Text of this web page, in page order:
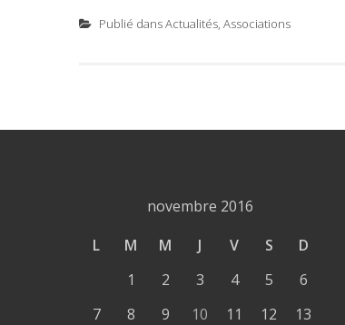
Publié dansActualités, Associations
novembre 2016
L
M M J V S
D
1
2 3 4 5
6
7
8 9 10 11 12
13